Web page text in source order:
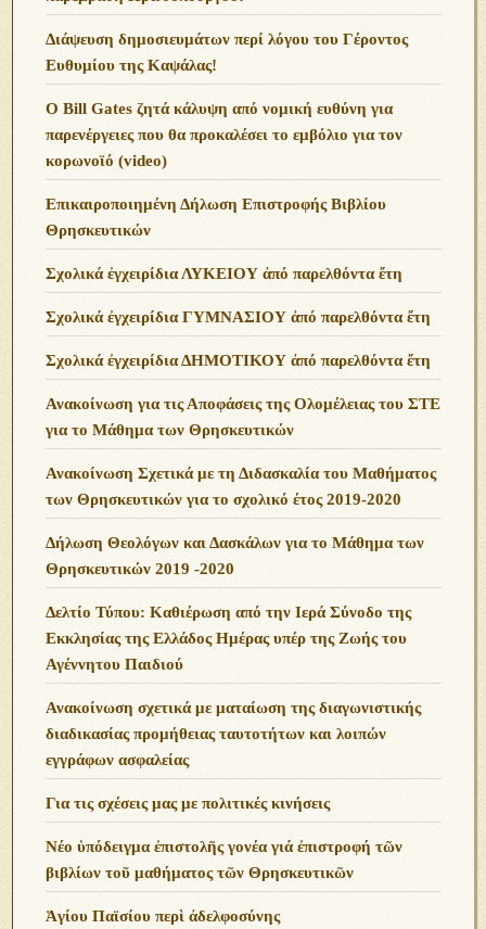
Διάψευση δημοσιευμάτων περί λόγου του Γέροντος
Ευθυμίου της Καψάλας!
O Bill Gates ζητά κάλυψη από νομική ευθύνη για
παρενέργειες που θα προκαλέσει το εμβόλιο για τον
κορωνοϊό (video)
Επικαιροποιημένη Δήλωση Επιστροφής Βιβλίου
Θρησκευτικών
Σχολικά ἐγχειρίδια ΛΥΚΕΙΟΥ ἀπό παρελθόντα ἔτη
Σχολικά ἐγχειρίδια ΓΥΜΝΑΣΙΟΥ ἀπό παρελθόντα ἔτη
Σχολικά ἐγχειρίδια ΔΗΜΟΤΙΚΟΥ ἀπό παρελθόντα ἔτη
Ανακοίνωση για τις Αποφάσεις της Ολομέλειας του ΣΤΕ
για το Μάθημα των Θρησκευτικών
Ανακοίνωση Σχετικά με τη Διδασκαλία του Μαθήματος
των Θρησκευτικών για το σχολικό έτος 2019-2020
Δήλωση Θεολόγων και Δασκάλων για το Μάθημα των
Θρησκευτικών 2019 -2020
Δελτίο Τύπου: Καθιέρωση από την Ιερά Σύνοδο της
Εκκλησίας της Ελλάδος Ημέρας υπέρ της Ζωής του
Αγέννητου Παιδιού
Ανακοίνωση σχετικά με ματαίωση της διαγωνιστικής
διαδικασίας προμήθειας ταυτοτήτων και λοιπών
εγγράφων ασφαλείας
Για τις σχέσεις μας με πολιτικές κινήσεις
Νέο ὑπόδειγμα ἐπιστολῆς γονέα γιά ἐπιστροφή τῶν
βιβλίων τοῦ μαθήματος τῶν Θρησκευτικῶν
Ἁγίου Παϊσίου περὶ ἀδελφοσύνης